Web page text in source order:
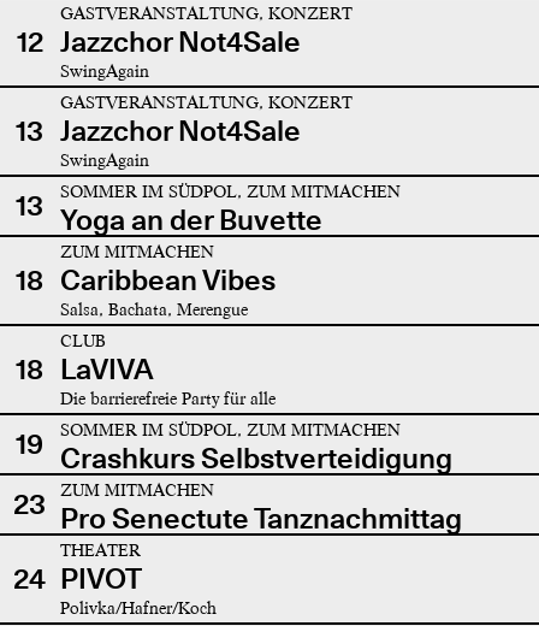
12
GASTVERANSTALTUNG, KONZERT
Jazzchor Not4Sale
SwingAgain
13
GASTVERANSTALTUNG, KONZERT
Jazzchor Not4Sale
SwingAgain
13 SOMMER IM SÜDPOL, ZUM MITMACHEN
Yoga an der Buvette
18
ZUM MITMACHEN
Caribbean Vibes
Salsa, Bachata, Merengue
18
CLUB
LaVIVA
Die barrierefreie Party für alle
19 SOMMER IM SÜDPOL, ZUM MITMACHEN
Crashkurs Selbstverteidigung
23
ZUM MITMACHEN
Pro Senectute Tanznachmittag
24
THEATER
PIVOT
Polivka/Hafner/Koch